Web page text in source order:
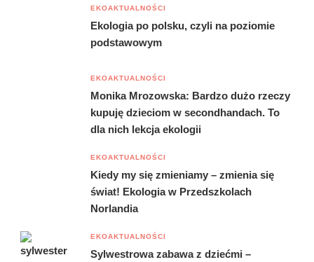
EKOAKTUALNOŚCI
Ekologia po polsku, czyli na poziomie
podstawowym
EKOAKTUALNOŚCI
Monika Mrozowska: Bardzo dużo rzeczy
kupuję dzieciom w secondhandach. To
dla nich lekcja ekologii
EKOAKTUALNOŚCI
Kiedy my się zmieniamy – zmienia się
świat! Ekologia w Przedszkolach
Norlandia
EKOAKTUALNOŚCI
Sylwestrowa zabawa z dziećmi –